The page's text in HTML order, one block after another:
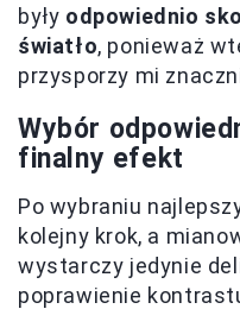
były odpowiednio
światło, ponieważ
przysporzy mi
Wybór
finalny efekt
Po wybraniu
kolejny krok, a
wystarczy jedynie
poprawienie